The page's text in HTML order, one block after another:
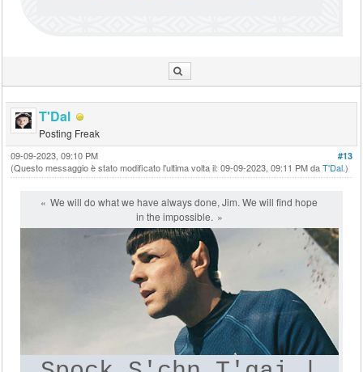
T'Dal
Posting Freak
#13
09-09-2023, 09:10 PM
(Questo messaggio è stato modificato l'ultima volta il: 09-09-2023, 09:11 PM daT'Dal.)
We will do what we have always done, Jim. We will find hope
in the impossible.